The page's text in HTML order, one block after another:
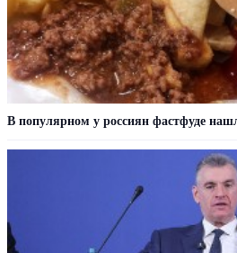
В популярном у россиян фастфуде